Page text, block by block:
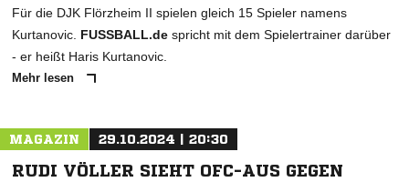
Für die DJK Flörzheim II spielen gleich 15 Spieler namens
Kurtanovic. FUSSBALL.de spricht mit dem Spielertrainer darüber
- er heißt Haris Kurtanovic.
Mehr lesen
MAGAZIN 29.10.2024 | 20:30
RUDI VÖLLER SIEHT OFC-AUS GEGEN